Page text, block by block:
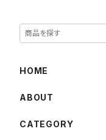
HOME
ABOUT
CATEGORY